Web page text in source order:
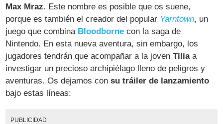
Max Mraz. Este nombre es posible que os suene,
porque es también el creador del popular Yarntown, un
juego que combina Bloodborne con la saga de
Nintendo. En esta nueva aventura, sin embargo, los
jugadores tendrán que acompañar a la jovenTiliaa
investigar un precioso archipiélago lleno de peligros y
aventuras. Os dejamos consu tráiler de lanzamiento
bajo estas líneas:
PUBLICIDAD